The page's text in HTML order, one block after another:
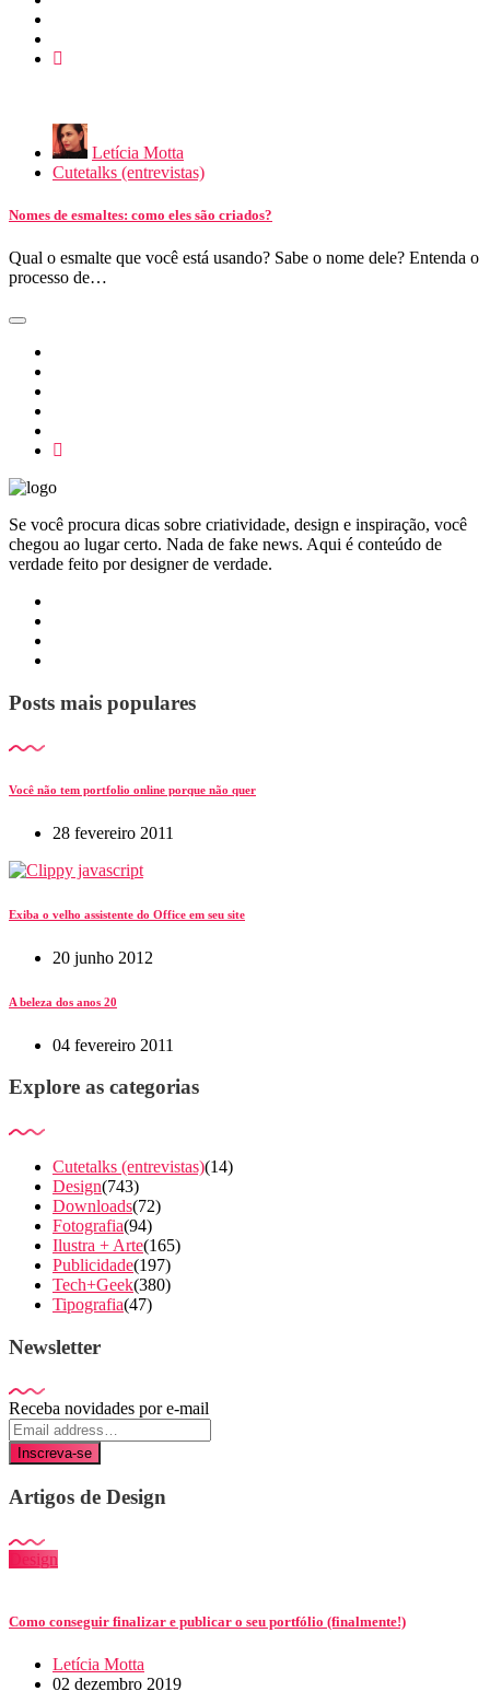
Letícia Motta
Cutetalks (entrevistas)
Nomes de esmaltes: como eles são criados?
Qual o esmalte que você está usando? Sabe o nome dele? Entenda o
processo de…
Se você procura dicas sobre criatividade, design e inspiração, você
chegou ao lugar certo. Nada de fake news. Aqui é conteúdo de
verdade feito por designer de verdade.
Posts mais populares
Você não tem portfolio online porque não quer
28 fevereiro 2011
Exiba o velho assistente do Office em seu site
20 junho 2012
A beleza dos anos 20
04 fevereiro 2011
Explore as categorias
Cutetalks (entrevistas)(14)
Design(743)
Downloads(72)
Fotografia(94)
Ilustra + Arte(165)
Publicidade(197)
Tech+Geek(380)
Tipografia(47)
Newsletter
Receba novidades por e-mail
Inscreva-se
Artigos de Design
Design
Como conseguir finalizar e publicar o seu portfólio (finalmente!)
Letícia Motta
02 dezembro 2019